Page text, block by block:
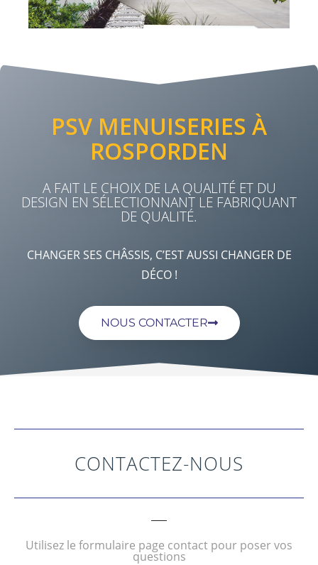
PSV MENUISERIES À
ROSPORDEN
A FAIT LE CHOIX DE LA QUALITÉ ET DU
DESIGN EN SÉLECTIONNANT LE FABRIQUANT
DE QUALITÉ.
CHANGER SES CHÂSSIS, C’EST AUSSI CHANGER DE
DÉCO !
NOUS CONTACTER
CONTACTEZ-NOUS
Utilisez le formulaire page contact pour poser vos
questions